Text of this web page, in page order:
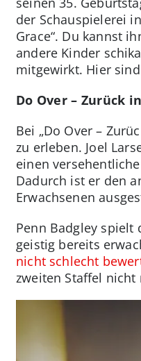
der Schauspielerei
Grace“. Du kannst
andere Kinder
mitgewirkt. Hier
Do Over – Zurück
Bei „Do Over –
zu erleben. Joel
einen
Dadurch ist er den
Erwachsenen
Penn Badgley spielt
geistig bereits
nicht schlecht
zweiten Staffel